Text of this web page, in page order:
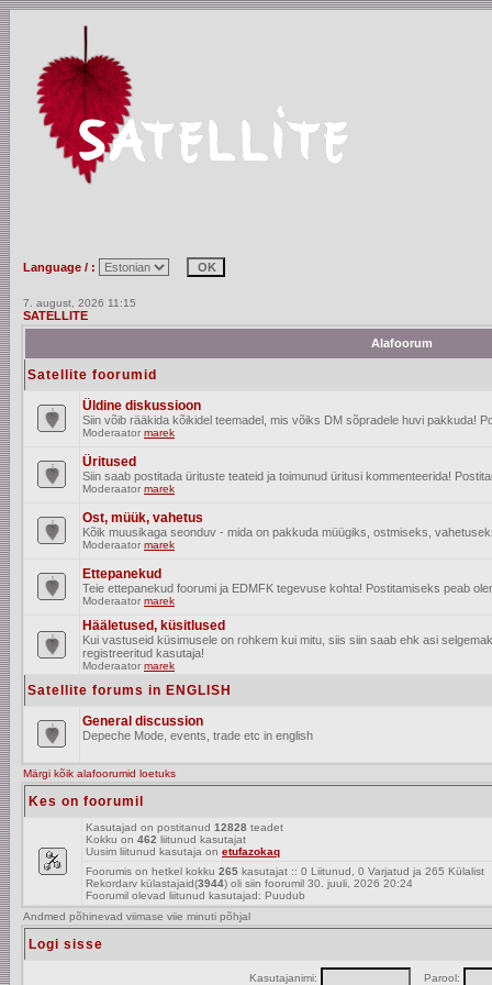
Language / :
7. august, 2026 11:15
SATELLITE
Alafoorum
Satellite foorumid
Üldine diskussioon
Siin võib rääkida kõikidel teemadel, mis võiks DM sõpradele huvi pakkuda!
Moderaator marek
Üritused
Siin saab postitada ürituste teateid ja toimunud üritusi kommenteerida!
Moderaator marek
Ost, müük, vahetus
Kõik muusikaga seonduv - mida on pakkuda müügiks, ostmiseks,
Moderaator marek
Ettepanekud
Teie ettepanekud foorumi ja EDMFK tegevuse kohta! Postitamiseks peab
Moderaator marek
Hääletused, küsitlused
Kui vastuseid küsimusele on rohkem kui mitu, siis siin saab ehk asi
registreeritud kasutaja!
Moderaator marek
Satellite forums in ENGLISH
General discussion
Depeche Mode, events, trade etc in english
Märgi kõik alafoorumid loetuks
Kes on foorumil
Kasutajad on postitanud 12828 teadet
Kokku on 462 liitunud kasutajat
Uusim liitunud kasutaja on etufazokaq
Foorumis on hetkel kokku 265 kasutajat :: 0 Liitunud, 0 Varjatud ja 265
Rekordarv külastajaid(3944) oli siin foorumil 30. juuli, 2026 20:24
Foorumil olevad liitunud kasutajad: Puudub
Andmed põhinevad viimase viie minuti põhjal
Logi sisse
Kasutajanimi: Parool: